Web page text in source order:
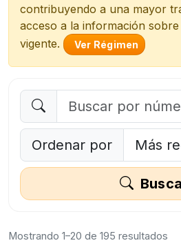
contribuyendo a una mayor
acceso a la información
vigente.
Ver Régimen
Ordenar por
Mostrando 1–20 de 195 resultados